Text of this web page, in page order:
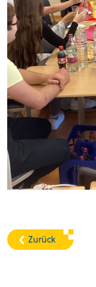
Zurück